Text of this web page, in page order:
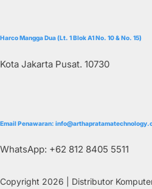
Harco Mangga Dua (Lt. 1 Blok A1 No. 10 & No. 15)
Kota Jakarta Pusat. 10730
Email Penawaran:
WhatsApp: +62 812 8405 5511
Copyright 2026 | Distributor